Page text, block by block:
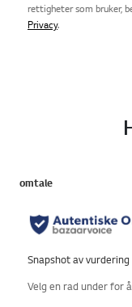
rettigheter som bruker,
Privacy.